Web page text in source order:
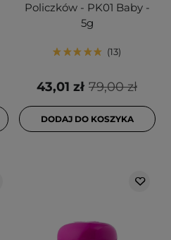
Policzków - PK01 Baby -
5g
13
79,00 zł
43,01 zł
DODAJ DO KOSZYKA